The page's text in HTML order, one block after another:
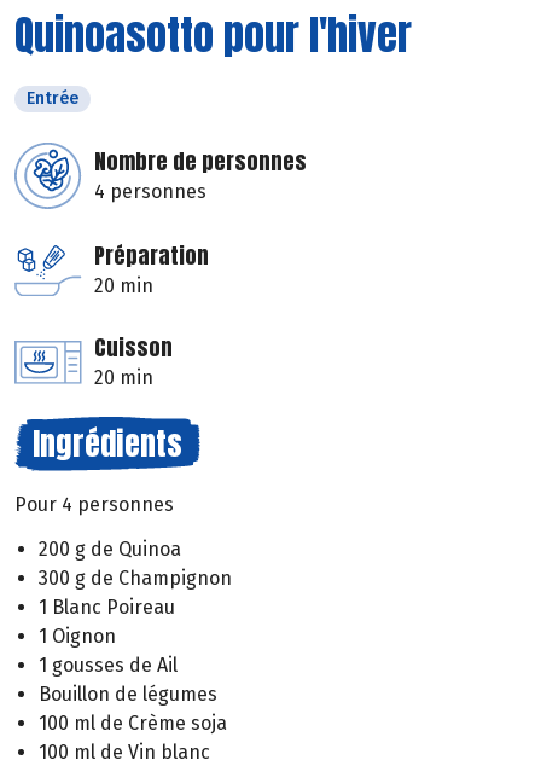
Quinoasotto pour l'hiver
Entrée
Nombre de personnes
4 personnes
Préparation
20 min
Cuisson
20 min
Ingrédients
Pour 4 personnes
200 g de Quinoa
300 g de Champignon
1 Blanc Poireau
1 Oignon
1 gousses de Ail
Bouillon de légumes
100 ml de Crème soja
100 ml de Vin blanc